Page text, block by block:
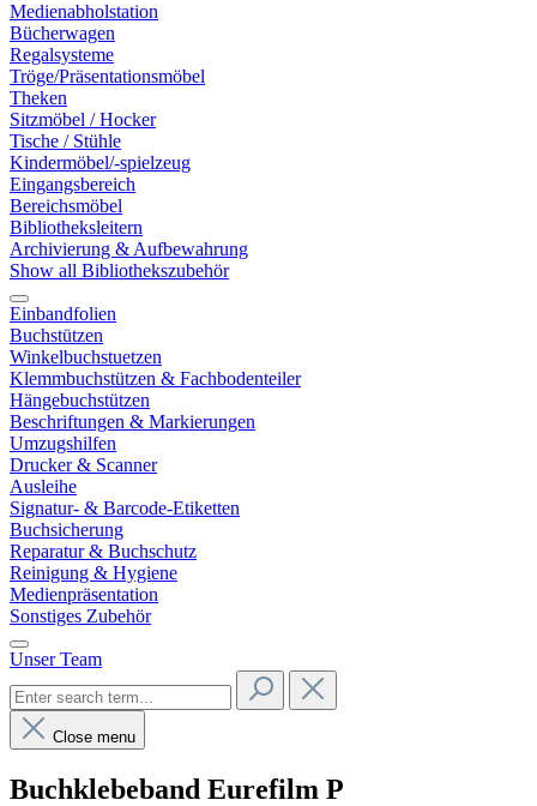
Medienabholstation
Bücherwagen
Regalsysteme
Tröge/Präsentationsmöbel
Theken
Sitzmöbel / Hocker
Tische / Stühle
Kindermöbel/-spielzeug
Eingangsbereich
Bereichsmöbel
Bibliotheksleitern
Archivierung & Aufbewahrung
Show all Bibliothekszubehör
Einbandfolien
Buchstützen
Winkelbuchstuetzen
Klemmbuchstützen & Fachbodenteiler
Hängebuchstützen
Beschriftungen & Markierungen
Umzugshilfen
Drucker & Scanner
Ausleihe
Signatur- & Barcode-Etiketten
Buchsicherung
Reparatur & Buchschutz
Reinigung & Hygiene
Medienpräsentation
Sonstiges Zubehör
Unser Team
Close menu
Buchklebeband Eurefilm P